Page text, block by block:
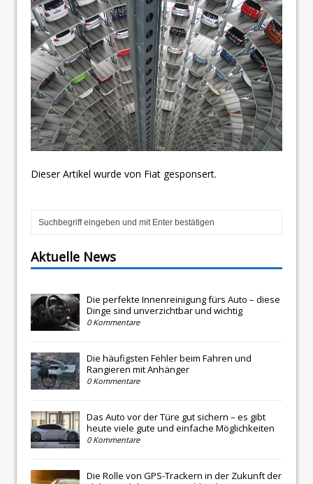
Dieser Artikel wurde von Fiat gesponsert.
Aktuelle News
Die perfekte Innenreinigung fürs Auto – diese
Dinge sind unverzichtbar und wichtig
0 Kommentare
Die häufigsten Fehler beim Fahren und
Rangieren mit Anhänger
0 Kommentare
Das Auto vor der Türe gut sichern – es gibt
heute viele gute und einfache Möglichkeiten
0 Kommentare
Die Rolle von GPS-Trackern in der Zukunft der